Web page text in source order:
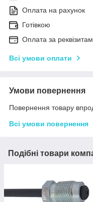
Оплата на рахунок
Готівкою
Оплата за
Всі умови оплати
Умови повернення
Повернення товару
Всі умови повернення
Подібні товари